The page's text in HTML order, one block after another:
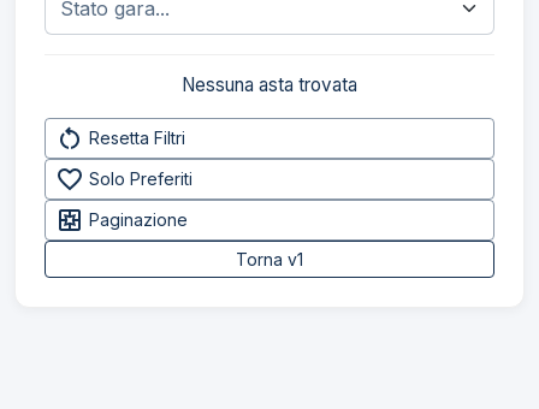
Nessuna asta trovata
restart_alt Resetta Filtri
favorite_border Solo Preferiti
pages Paginazione
Torna v1